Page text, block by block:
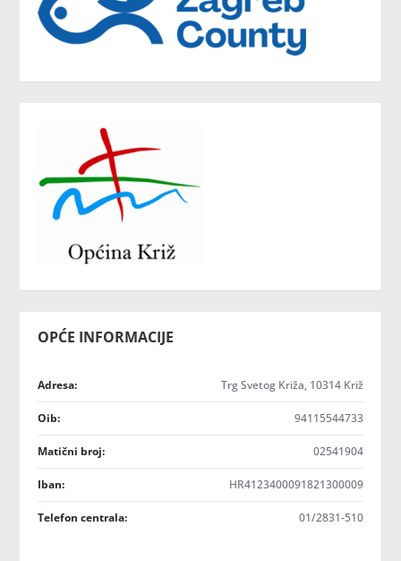
OPĆE INFORMACIJE
Adresa: Trg Svetog Križa, 10314 Križ
Oib: 94115544733
Matični broj: 02541904
Iban: HR4123400091821300009
Telefon centrala: 01/2831-510